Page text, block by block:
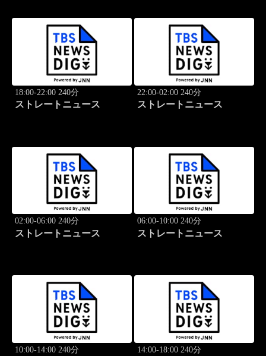
18:00-22:00 240分
ストレートニュース
22:00-02:00 240分
ストレートニュース
02:00-06:00 240分
ストレートニュース
06:00-10:00 240分
ストレートニュース
10:00-14:00 240分 14:00-18:00 240分